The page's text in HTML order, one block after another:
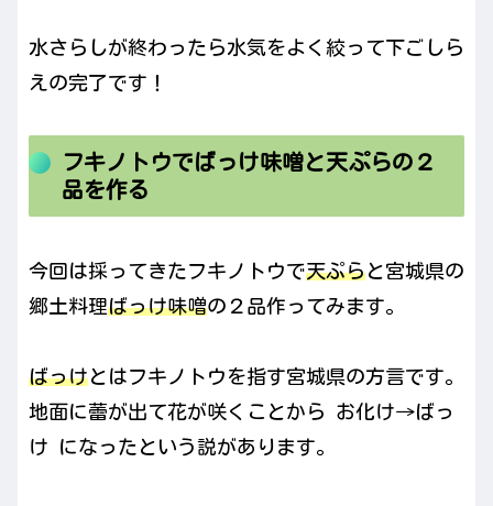
水さらしが終わったら水気をよく絞って下ごしら
えの完了です！
フキノトウでばっけ味噌と天ぷらの２
品を作る
今回は採ってきたフキノトウで天ぷらと宮城県の
郷土料理ばっけ味噌の２品作ってみます。
ばっけとはフキノトウを指す宮城県の方言です。
地面に蕾が出て花が咲くことから お化け→ばっ
け になったという説があります。